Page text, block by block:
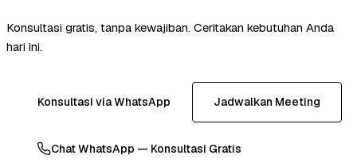
Konsultasi gratis, tanpa kewajiban. Ceritakan kebutuhan Anda
hari ini.
Konsultasi via WhatsApp Jadwalkan Meeting
Chat WhatsApp — Konsultasi Gratis